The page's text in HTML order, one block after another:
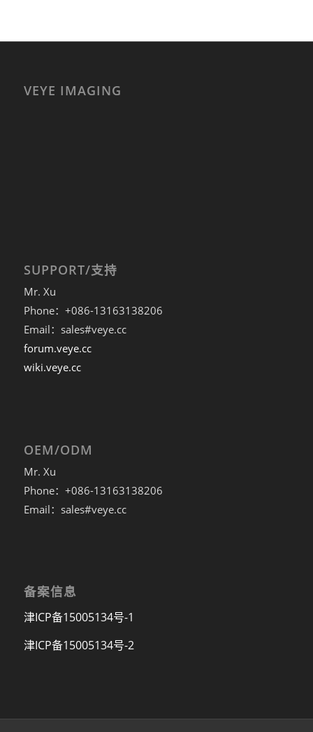
VEYE IMAGING
SUPPORT/支持
Mr. Xu
Phone：+086-13163138206
Email：sales#veye.cc
forum.veye.cc
wiki.veye.cc
OEM/ODM
Mr. Xu
Phone：+086-13163138206
Email：sales#veye.cc
备案信息
津ICP备15005134号-1
津ICP备15005134号-2